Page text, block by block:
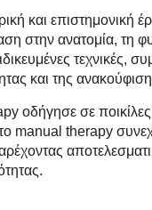
και επιστημονική
στην ανατομία, τη
τεχνικές,
και της
οδήγησε σε
manual therapy